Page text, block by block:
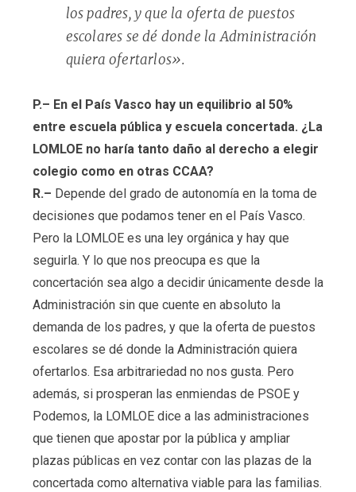
los padres, y que la oferta de puestos
escolares se dé donde la Administración
quiera ofertarlos».
P.– En el País Vasco hay un equilibrio al 50%
entre escuela pública y escuela concertada. ¿La
LOMLOE no haría tanto daño al derecho a elegir
colegio como en otras CCAA?
R.– Depende del grado de autonomía en la toma de
decisiones que podamos tener en el País Vasco.
Pero la LOMLOE es una ley orgánica y hay que
seguirla. Y lo que nos preocupa es que la
concertación sea algo a decidir únicamente desde la
Administración sin que cuente en absoluto la
demanda de los padres, y que la oferta de puestos
escolares se dé donde la Administración quiera
ofertarlos. Esa arbitrariedad no nos gusta. Pero
además, si prosperan las enmiendas de PSOE y
Podemos, la LOMLOE dice a las administraciones
que tienen que apostar por la pública y ampliar
plazas públicas en vez contar con las plazas de la
concertada como alternativa viable para las familias.